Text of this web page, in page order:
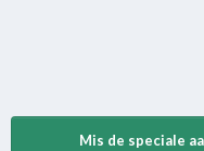
Mis de speciale